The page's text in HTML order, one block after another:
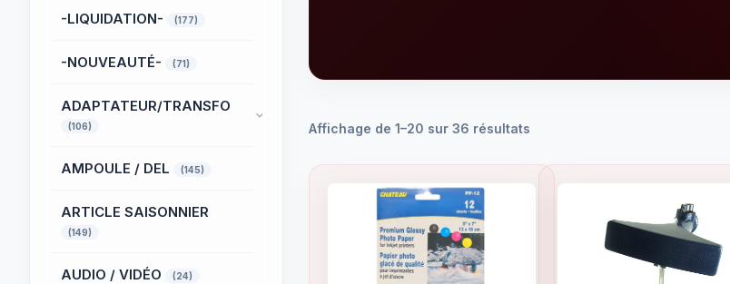
-LIQUIDATION- (177)
-NOUVEAUTÉ- (71)
ADAPTATEUR/TRANSFO
(106)
AMPOULE / DEL (145)
ARTICLE SAISONNIER
(149)
AUDIO / VIDÉO (24)
Affichage de 1–20 sur 36 résultats